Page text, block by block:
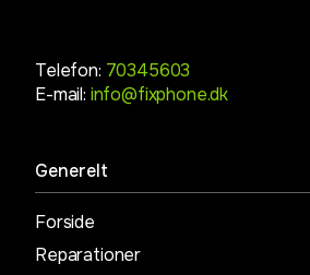
Telefon: 70345603
E-mail: info@fixphone.dk
Generelt
Forside
Reparationer